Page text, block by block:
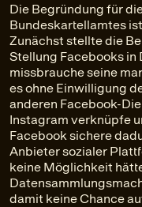
Die Begründung für
Bundeskartellamtes
Zunächst stellte die
Stellung Facebooks in
missbrauche seine
es ohne Einwilligung
anderen Facebook-
Instagram verknüpfe
Facebook sichere
Anbieter sozialer
keine Möglichkeit
damit keine Chance